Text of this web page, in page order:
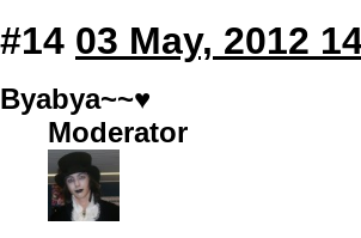
#14 03 May, 2012
Byabya~~♥
Moderator